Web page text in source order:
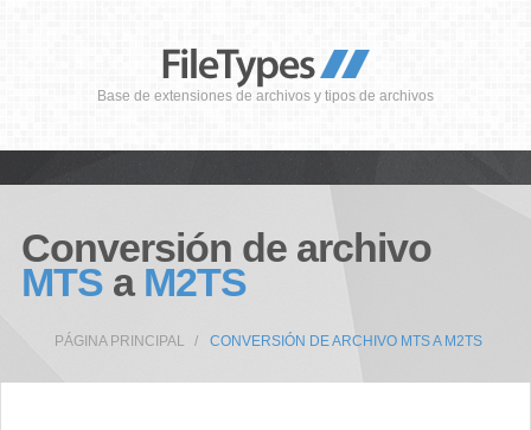
Base de extensiones de archivos y tipos de archivos
Conversión de archivo
MTS a M2TS
PÁGINA PRINCIPAL CONVERSIÓN DE ARCHIVO MTS A M2TS